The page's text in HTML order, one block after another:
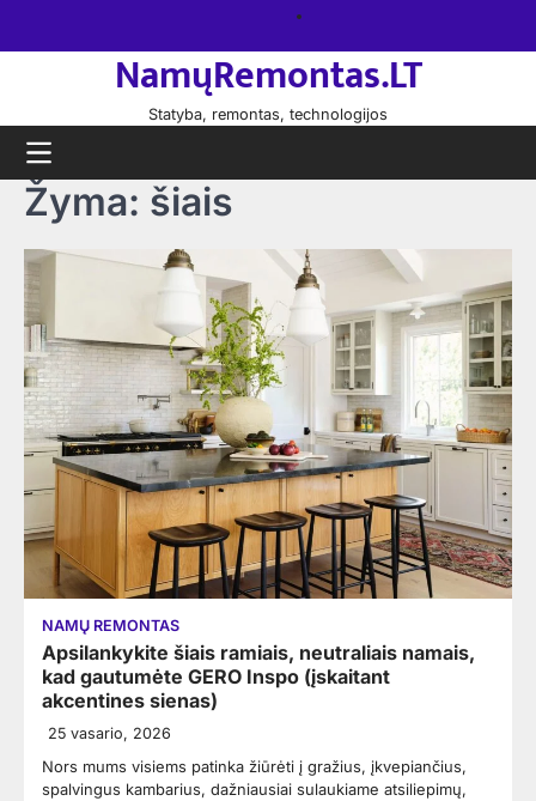
NamųRemontas.LT
Statyba, remontas, technologijos
Žyma: šiais
NAMŲ REMONTAS
Apsilankykite šiais ramiais, neutraliais namais,
kad gautumėte GERO Inspo (įskaitant
akcentines sienas)
25 vasario, 2026
Nors mums visiems patinka žiūrėti į gražius, įkvepiančius,
spalvingus kambarius, dažniausiai sulaukiame atsiliepimų,